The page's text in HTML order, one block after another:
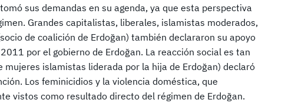
sus demandas en su agenda, ya que esta perspectiva
Grandes capitalistas, liberales, islamistas moderados,
de coalición de Erdoğan) también declararon su apoyo
por el gobierno de Erdoğan. La reacción social es tan
mujeres islamistas liderada por la hija de Erdoğan) declaró
Los feminicidios y la violencia doméstica, que
vistos como resultado directo del régimen de Erdoğan.